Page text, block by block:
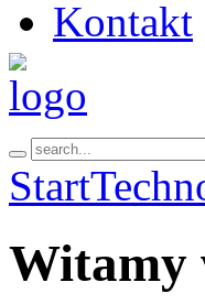
Kontakt
Start
Witamy